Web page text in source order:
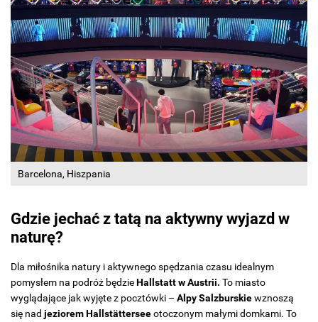
Barcelona, Hiszpania
Gdzie jechać z tatą na aktywny wyjazd w
naturę?
Dla miłośnika natury i aktywnego spędzania czasu idealnym
pomysłem na podróż będzieHallstatt w Austrii. To miasto
wyglądające jak wyjęte z pocztówki – Alpy Salzburskiewznoszą
się nad jeziorem Hallstätterseeotoczonym małymi domkami. To